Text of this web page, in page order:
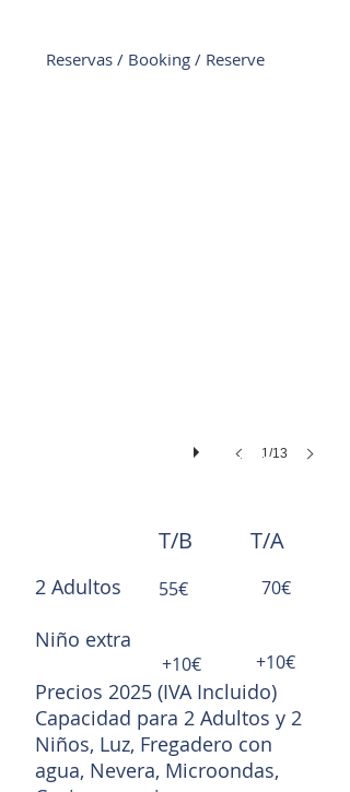
Reservas / Booking / Reserve
1/13
VINTAGE
70€
+10€
T/A
T/B
2 Adultos
Niño extra
Precios 2025 (IVA Incluido)
Capacidad para 2 Adultos y 2
Niños, Luz, Fregadero con
agua, Nevera, Microondas,
+10€
55€